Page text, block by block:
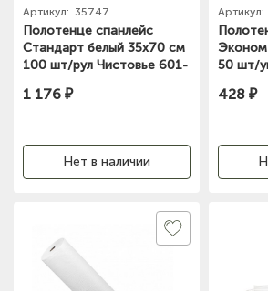
Артикул: 35747
Полотенце спанлейс
Стандарт белый 35х70 см
100 шт/рул Чистовье 601-
1 176 ₽
Нет в наличии
Артикул:
50 шт/
428 ₽